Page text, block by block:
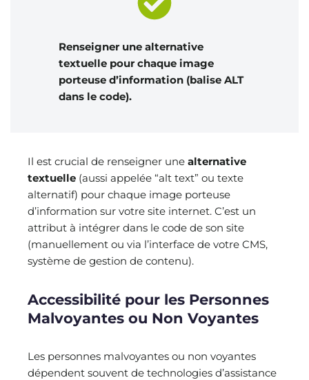
Renseigner une alternative
textuelle pour chaque image
porteuse d’information (balise ALT
dans le code).
Il est crucial de renseigner une alternative
textuelle (aussi appelée “alt text” ou texte
alternatif) pour chaque image porteuse
d’information sur votre site internet. C’est un
attribut à intégrer dans le code de son site
(manuellement ou via l’interface de votre CMS,
système de gestion de contenu).
Accessibilité pour les Personnes
Malvoyantes ou Non Voyantes
Les personnes malvoyantes ou non voyantes
dépendent souvent de technologies d’assistance